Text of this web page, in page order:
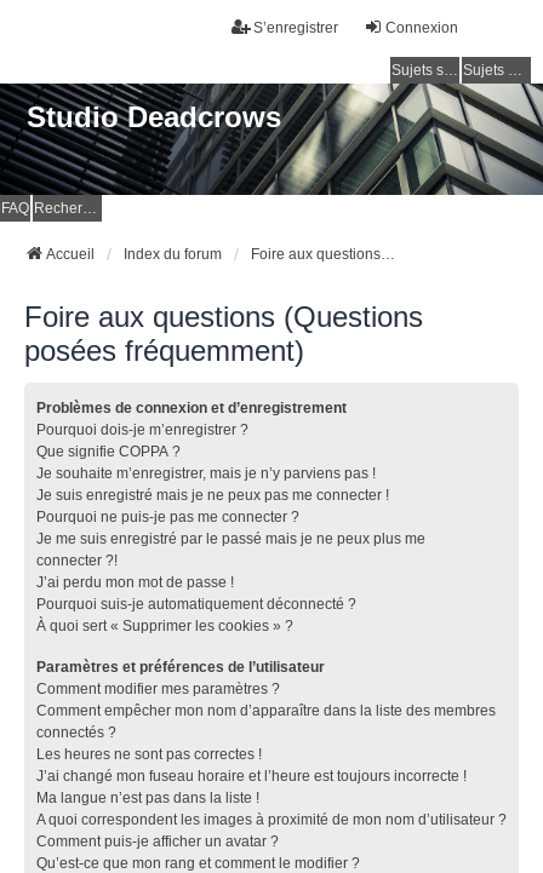
Connexion
S’enregistrer
Sujets sans réponse Sujets actifs
Studio Deadcrows
FAQ Rechercher
Accueil Index du forum Foire aux questions (Questions posées fréquemment)
Foire aux questions (Questions
posées fréquemment)
Problèmes de connexion et d’enregistrement
Pourquoi dois-je m’enregistrer ?
Que signifie COPPA ?
Je souhaite m’enregistrer, mais je n’y parviens pas !
Je suis enregistré mais je ne peux pas me connecter !
Pourquoi ne puis-je pas me connecter ?
Je me suis enregistré par le passé mais je ne peux plus me
connecter ?!
J’ai perdu mon mot de passe !
Pourquoi suis-je automatiquement déconnecté ?
À quoi sert « Supprimer les cookies » ?
Paramètres et préférences de l’utilisateur
Comment modifier mes paramètres ?
Comment empêcher mon nom d’apparaître dans la liste des membres
connectés ?
Les heures ne sont pas correctes !
J’ai changé mon fuseau horaire et l’heure est toujours incorrecte !
Ma langue n’est pas dans la liste !
A quoi correspondent les images à proximité de mon nom d’utilisateur ?
Comment puis-je afficher un avatar ?
Qu’est-ce que mon rang et comment le modifier ?